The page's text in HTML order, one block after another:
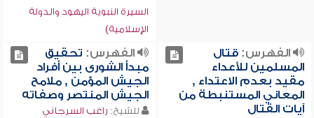
السيرة النبوية اليهود والدولة
الإسلامية)
الفهرس:قتال
المسلمين للأعداء
مقيد بعدم الاعتداء ,
المعاني المستنبطة من
آيات القتال
الفهرس: تحقيق
مبدأ الشورى بين أفراد
الجيش المؤمن , ملامح
الجيش المنتصر وصفاته
للشيخ: راغب السرجاني